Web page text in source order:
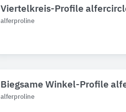
Viertelkreis-Profile
alferproline
Biegsame Winkel-Profile
alferproline